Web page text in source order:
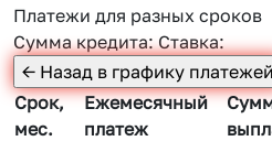
Платежи для разных сроков
Сумма кредита:Ставка:
Срок,
мес.
Ежемесячный
платеж